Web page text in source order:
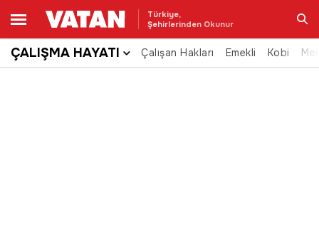
Türkiye,
Şehirlerinden Okunur
Ara
ÇALIŞMA HAYATI Çalışan Hakları Emekli Kobi